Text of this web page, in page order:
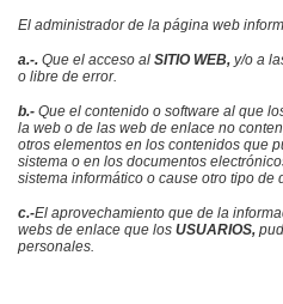
El administrador de la página web
a.-. Que el acceso al SITIO WEB, y/o a
o libre de error.
b.- Que el contenido o software al que
la web o de las web de enlace no
otros elementos en los contenidos que
sistema o en los documentos
sistema informático o cause otro tipo de
c.-El aprovechamiento que de la
webs de enlace que los USUARIOS,
personales.